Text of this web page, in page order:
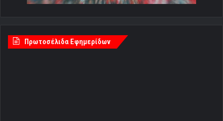
Πρωτοσέλιδα Εφημερίδων